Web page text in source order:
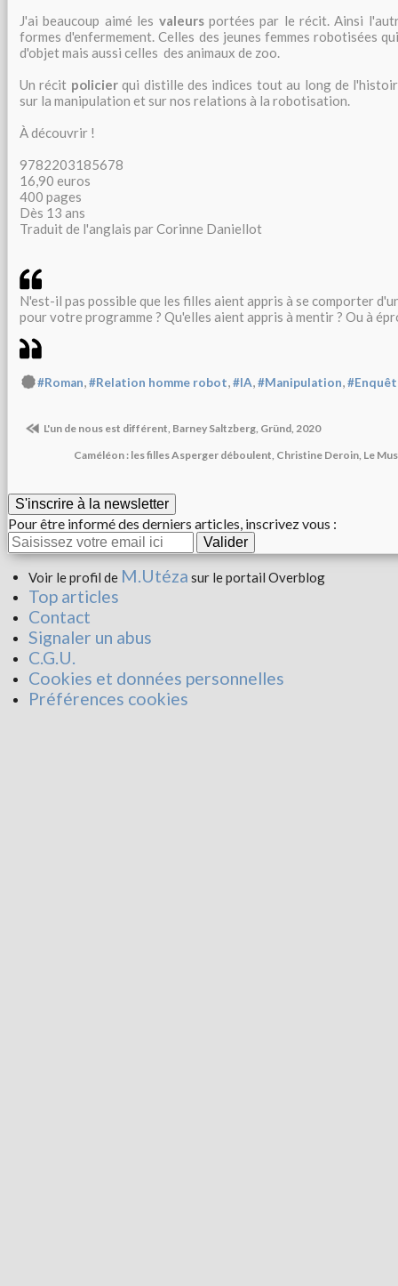
J'ai beaucoup aimé les valeursportées par le récit. Ainsi
formes d'enfermement. Celles des jeunes femmes robotisées
d'objet mais aussi celles des animaux de zoo.
Un récit policierqui distille des indices tout au long de
sur la manipulation et sur nos relations à la robotisation.
À découvrir !
9782203185678
16,90 euros
400 pages
Dès 13 ans
Traduit de l'anglais par Corinne Daniellot
N'est-il pas possible que les filles aient appris à se comporter
pour votre programme ? Qu'elles aient appris à mentir ? Ou à
#Roman,#Relation homme robot,#IA,#Manipulation,
L'un de nous est différent, Barney Saltzberg, Gründ, 2020
Caméléon : les filles Asperger déboulent, Christine Deroin, Le
S'inscrire à la newsletter
Pour être informé des derniers articles, inscrivez vous :
Voir le profil de M.Utéza sur le portail Overblog
Top articles
Contact
Signaler un abus
C.G.U.
Cookies et données personnelles
Préférences cookies